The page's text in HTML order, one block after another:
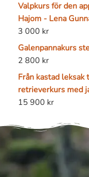
Valpkurs för den
Hajom - Lena
3 000 kr
Galenpannakurs
2 800 kr
Från kastad
retrieverkurs med
15 900 kr